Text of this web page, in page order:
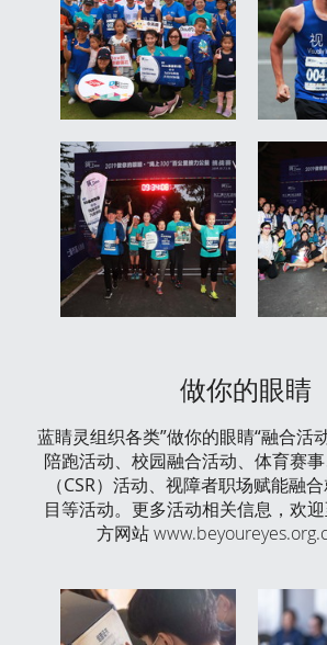
做你的眼睛
蓝睛灵组织各类”做你的眼睛“融合活
陪跑活动、校园融合活动、体育赛
（CSR）活动、视障者职场赋能融
目等活动。更多活动相关信息，欢
方网站